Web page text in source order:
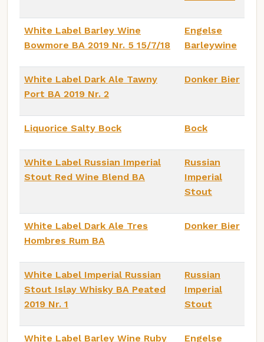
White Label Barley Wine
Bowmore BA 2019 Nr. 5 15/7/18
Engelse
Barleywine
White Label Dark Ale Tawny
Port BA 2019 Nr. 2
Donker Bier
Liquorice Salty Bock Bock
White Label Russian Imperial
Stout Red Wine Blend BA
Russian
Imperial
Stout
White Label Dark Ale Tres
Hombres Rum BA
Donker Bier
White Label Imperial Russian
Stout Islay Whisky BA Peated
2019 Nr. 1
Russian
Imperial
Stout
White Label Barley Wine Ruby
Engelse